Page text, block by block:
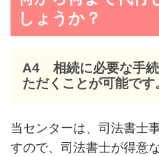
しょうか？
A4 相続に必要な手
ただくことが可能です
当センターは、司法書士
すので、司法書士が得意